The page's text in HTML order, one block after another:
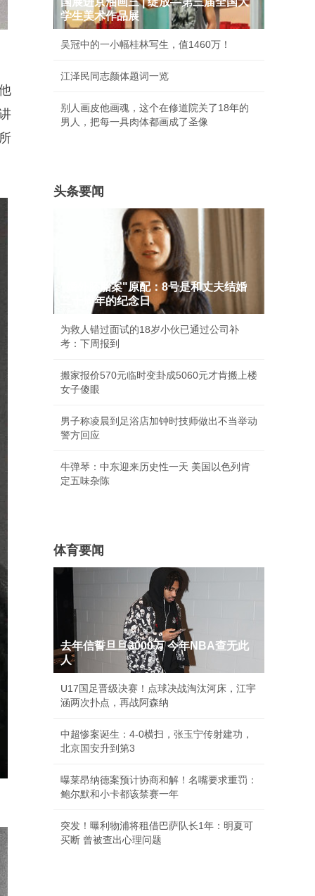
学生美术作品展
吴冠中的一小幅桂林写生，值1460万！
江泽民同志颜体题词一览
别人画皮他画魂，这个在修道院关了18年的
男人，把每一具肉体都画成了圣像
头条要闻
"婚外胚胎案"原配：8号是和丈夫结婚
二十周年的纪念日
为救人错过面试的18岁小伙已通过公司补
考：下周报到
搬家报价570元临时变卦成5060元才肯搬上楼
女子傻眼
男子称凌晨到足浴店加钟时技师做出不当举动
警方回应
牛弹琴：中东迎来历史性一天 美国以色列肯
定五味杂陈
体育要闻
去年信誓旦旦3000万 今年NBA查无此
人
U17国足晋级决赛！点球决战淘汰河床，江宇
涵两次扑点，再战阿森纳
中超惨案诞生：4-0横扫，张玉宁传射建功，
北京国安升到第3
曝莱昂纳德案预计协商和解！名嘴要求重罚：
鲍尔默和小卡都该禁赛一年
突发！曝利物浦将租借巴萨队长1年：明夏可
买断 曾被查出心理问题